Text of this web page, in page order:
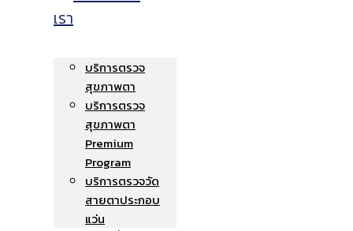
เรา
บริการตรวจ
สุขภาพตา
บริการตรวจ
สุขภาพตา
Premium
Program
บริการตรวจวัด
สายตาประกอบ
แว่น